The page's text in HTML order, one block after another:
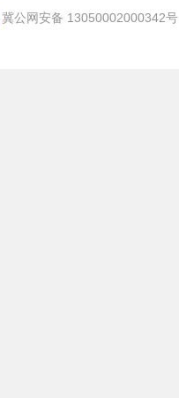
冀公网安备 13050002000342号